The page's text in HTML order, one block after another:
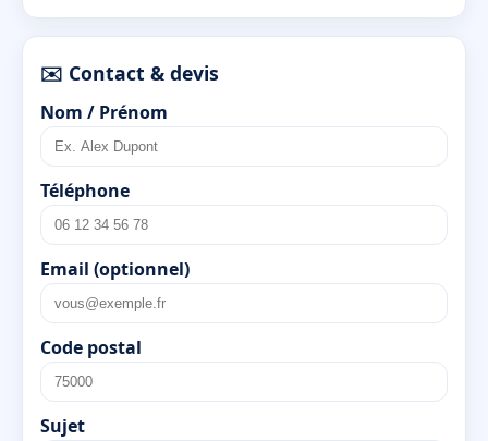
✉️ Contact & devis
Nom / Prénom
Téléphone
Email (optionnel)
Code postal
Sujet